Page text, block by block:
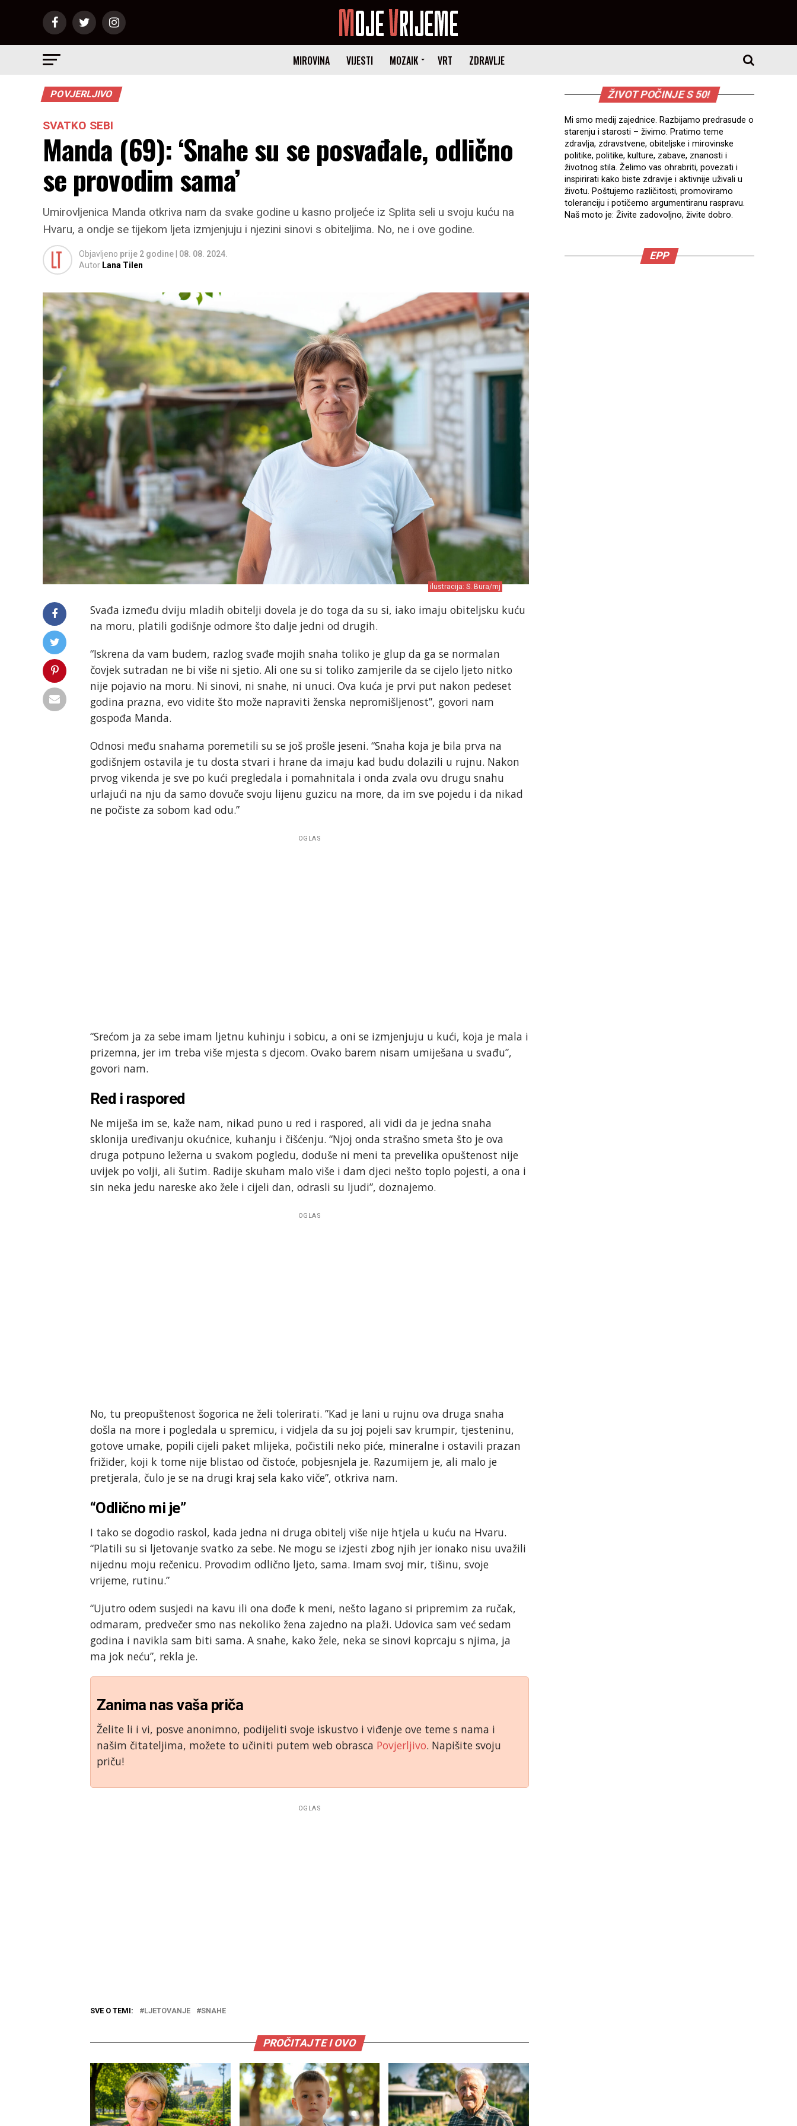
MIROVINA VIJESTI MOZAIK VRT ZDRAVLJE
POVJERLJIVO
SVATKO SEBI
Manda (69): ‘Snahe su se posvađale, odlično
se provodim sama’
Umirovljenica Manda otkriva nam da svake godine u kasno proljeće iz Splita seli u svoju kuću na
Hvaru, a ondje se tijekom ljeta izmjenjuju i njezini sinovi s obiteljima. No, ne i ove godine.
Objavljeno prije 2 godine
08. 08. 2024.
Autor Lana Tilen
ilustracija: S. Bura/mj
Svađa između dviju mladih obitelji dovela je do toga da su si, iako imaju obiteljsku kuću
na moru, platili godišnje odmore što dalje jedni od drugih.
“Iskrena da vam budem, razlog svađe mojih snaha toliko je glup da ga se normalan
čovjek sutradan ne bi više ni sjetio. Ali one su si toliko zamjerile da se cijelo ljeto nitko
nije pojavio na moru. Ni sinovi, ni snahe, ni unuci. Ova kuća je prvi put nakon pedeset
godina prazna, evo vidite što može napraviti ženska nepromišljenost”, govori nam
gospođa Manda.
Odnosi među snahama poremetili su se još prošle jeseni. “Snaha koja je bila prva na
godišnjem ostavila je tu dosta stvari i hrane da imaju kad budu dolazili u rujnu. Nakon
prvog vikenda je sve po kući pregledala i pomahnitala i onda zvala ovu drugu snahu
urlajući na nju da samo dovuče svoju lijenu guzicu na more, da im sve pojedu i da nikad
ne počiste za sobom kad odu.”
OGLAS
“Srećom ja za sebe imam ljetnu kuhinju i sobicu, a oni se izmjenjuju u kući, koja je mala i
prizemna, jer im treba više mjesta s djecom. Ovako barem nisam umiješana u svađu”,
govori nam.
Red i raspored
Ne miješa im se, kaže nam, nikad puno u red i raspored, ali vidi da je jedna snaha
sklonija uređivanju okućnice, kuhanju i čišćenju. “Njoj onda strašno smeta što je ova
druga potpuno ležerna u svakom pogledu, doduše ni meni ta prevelika opuštenost nije
uvijek po volji, ali šutim. Radije skuham malo više i dam djeci nešto toplo pojesti, a ona i
sin neka jedu nareske ako žele i cijeli dan, odrasli su ljudi”, doznajemo.
OGLAS
No, tu preopuštenost šogorica ne želi tolerirati. ”Kad je lani u rujnu ova druga snaha
došla na more i pogledala u spremicu, i vidjela da su joj pojeli sav krumpir, tjesteninu,
gotove umake, popili cijeli paket mlijeka, počistili neko piće, mineralne i ostavili prazan
frižider, koji k tome nije blistao od čistoće, pobjesnjela je. Razumijem je, ali malo je
pretjerala, čulo je se na drugi kraj sela kako viče”, otkriva nam.
“Odlično mi je”
I tako se dogodio raskol, kada jedna ni druga obitelj više nije htjela u kuću na Hvaru.
“Platili su si ljetovanje svatko za sebe. Ne mogu se izjesti zbog njih jer ionako nisu uvažili
nijednu moju rečenicu. Provodim odlično ljeto, sama. Imam svoj mir, tišinu, svoje
vrijeme, rutinu.”
“Ujutro odem susjedi na kavu ili ona dođe k meni, nešto lagano si pripremim za ručak,
odmaram, predvečer smo nas nekoliko žena zajedno na plaži. Udovica sam već sedam
godina i navikla sam biti sama. A snahe, kako žele, neka se sinovi koprcaju s njima, ja
ma jok neću”, rekla je.
Zanima nas vaša priča
Želite li i vi, posve anonimno, podijeliti svoje iskustvo i viđenje ove teme s nama i
našim čitateljima, možete to učiniti putem web obrasca Povjerljivo. Napišite svoju
priču!
OGLAS
SVE O TEMI: LJETOVANJE SNAHE
PROČITAJTE I OVO
ŽIVOT POČINJE S 50!
Mi smo medij zajednice. Razbijamo predrasude o
starenju i starosti – živimo. Pratimo teme
zdravlja, zdravstvene, obiteljske i mirovinske
politike, politike, kulture, zabave, znanosti i
životnog stila. Želimo vas ohrabriti, povezati i
inspirirati kako biste zdravije i aktivnije uživali u
životu. Poštujemo različitosti, promoviramo
toleranciju i potičemo argumentiranu raspravu.
Naš moto je: Živite zadovoljno, živite dobro.
EPP